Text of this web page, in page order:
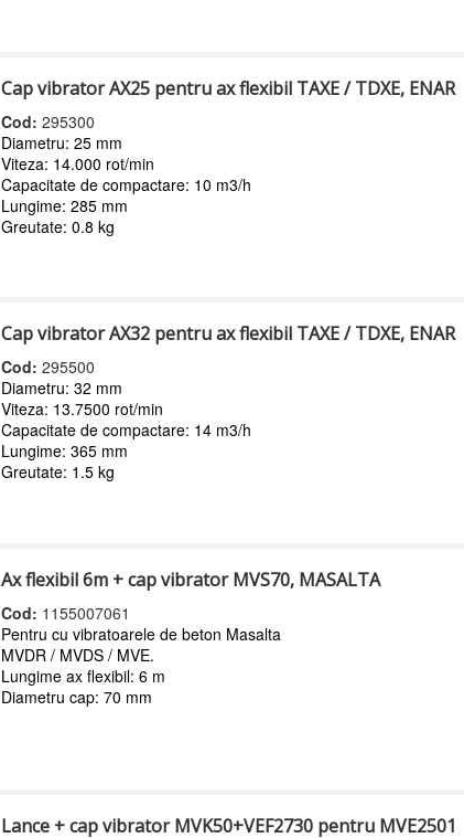
Cap vibrator AX25 pentru ax flexibil TAXE / TDXE, ENAR
Cod:295300
Diametru: 25 mm
Viteza: 14.000 rot/min
Capacitate de compactare: 10 m3/h
Lungime: 285 mm
Greutate: 0.8 kg
Cap vibrator AX32 pentru ax flexibil TAXE / TDXE, ENAR
Cod:295500
Diametru: 32 mm
Viteza: 13.7500 rot/min
Capacitate de compactare: 14 m3/h
Lungime: 365 mm
Greutate: 1.5 kg
Ax flexibil 6m + cap vibrator MVS70, MASALTA
Cod: 1155007061
Pentru cu vibratoarele de beton Masalta
MVDR / MVDS / MVE.
Lungime ax flexibil: 6 m
Diametru cap: 70 mm
Lance + cap vibrator MVK50+VEF2730 pentru MVE2501